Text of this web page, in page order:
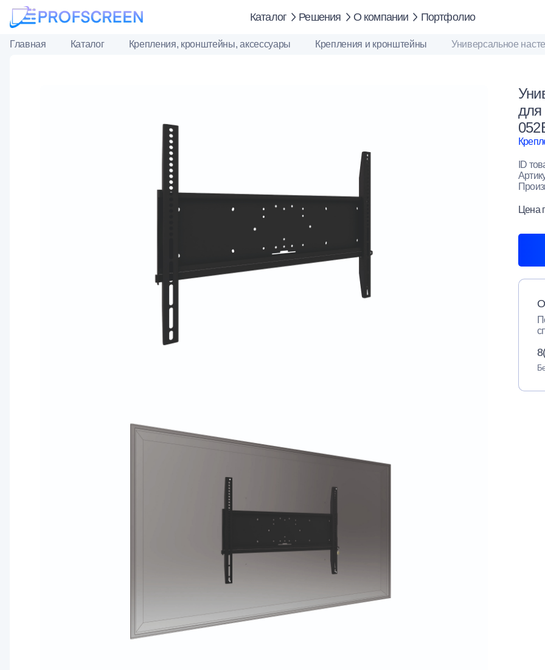
Каталог Решения О компании Портфолио
Главная Каталог Крепления, кронштейны, аксессуары Крепления и кронштейны Универсальное
для
ID
Цена